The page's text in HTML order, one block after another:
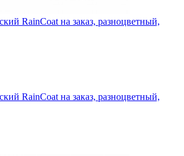
RainCoat на заказ, разноцветный,
RainCoat на заказ, разноцветный,